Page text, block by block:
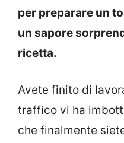
per preparare un
un sapore
ricetta.
Avete finito di
traffico vi ha
che finalmente